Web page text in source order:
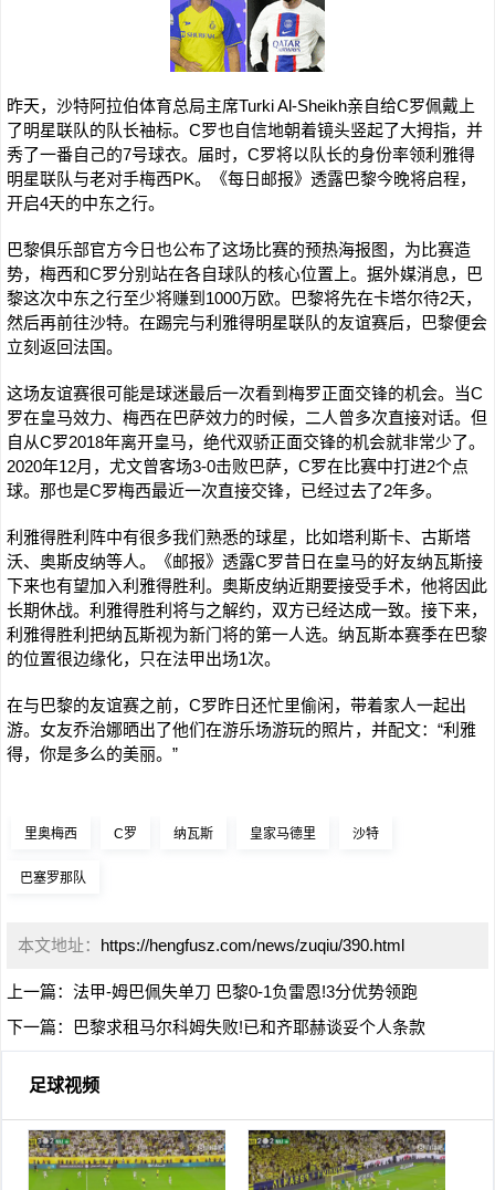
昨天，沙特阿拉伯体育总局主席Turki Al-Sheikh亲自给C罗佩戴上
了明星联队的队长袖标。C罗也自信地朝着镜头竖起了大拇指，并
秀了一番自己的7号球衣。届时，C罗将以队长的身份率领利雅得
明星联队与老对手梅西PK。《每日邮报》透露巴黎今晚将启程，
开启4天的中东之行。
巴黎俱乐部官方今日也公布了这场比赛的预热海报图，为比赛造
势，梅西和C罗分别站在各自球队的核心位置上。据外媒消息，巴
黎这次中东之行至少将赚到1000万欧。巴黎将先在卡塔尔待2天，
然后再前往沙特。在踢完与利雅得明星联队的友谊赛后，巴黎便会
立刻返回法国。
这场友谊赛很可能是球迷最后一次看到梅罗正面交锋的机会。当C
罗在皇马效力、梅西在巴萨效力的时候，二人曾多次直接对话。但
自从C罗2018年离开皇马，绝代双骄正面交锋的机会就非常少了。
2020年12月，尤文曾客场3-0击败巴萨，C罗在比赛中打进2个点
球。那也是C罗梅西最近一次直接交锋，已经过去了2年多。
利雅得胜利阵中有很多我们熟悉的球星，比如塔利斯卡、古斯塔
沃、奥斯皮纳等人。《邮报》透露C罗昔日在皇马的好友纳瓦斯接
下来也有望加入利雅得胜利。奥斯皮纳近期要接受手术，他将因此
长期休战。利雅得胜利将与之解约，双方已经达成一致。接下来，
利雅得胜利把纳瓦斯视为新门将的第一人选。纳瓦斯本赛季在巴黎
的位置很边缘化，只在法甲出场1次。
在与巴黎的友谊赛之前，C罗昨日还忙里偷闲，带着家人一起出
游。女友乔治娜晒出了他们在游乐场游玩的照片，并配文：“利雅
得，你是多么的美丽。”
里奥梅西 C罗 纳瓦斯 皇家马德里 沙特
巴塞罗那队
本文地址： https://hengfusz.com/news/zuqiu/390.html
上一篇： 法甲-姆巴佩失单刀 巴黎0-1负雷恩!3分优势领跑
下一篇：
巴黎求租马尔科姆失败!已和齐耶赫谈妥个人条款
足球视频